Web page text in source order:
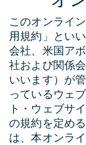
このオンライ
用規約」とい
会社、米国ア
社および関係
いいます）が
っているウェ
ト・ウェブサ
の規約を定め
は、本オンラ